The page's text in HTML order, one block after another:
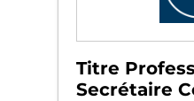
Titre
Secrétaire